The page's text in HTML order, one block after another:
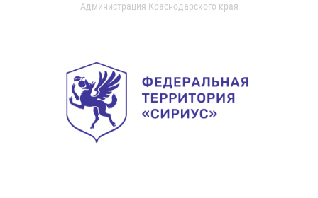
Администрация Краснодарского края